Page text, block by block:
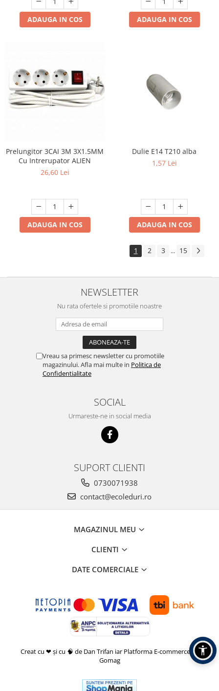
ADAUGA IN COS ADAUGA IN COS
Prelungitor 3CAI 3M 3X1.5MM
Cu Intrerupator ALIEN
26,60 Lei
ADAUGA IN COS
Dulie E14 T210 alba
1,57 Lei
ADAUGA IN COS
1 2 3 ... 15
NEWSLETTER
Nu rata ofertele si promotiile noastre
Vreau sa primesc newsletter cu promotiile
magazinului. Afla mai multe in Politica de
Confidentialitate
SOCIAL
Urmareste-ne in social media
SUPORT CLIENTI
0730071938
contact@ecoleduri.ro
MAGAZINUL MEU
CLIENTI
DATE COMERCIALE
Creat cu ❤ și cu 🧠 de Dan Trifan iar Platforma E-commerce by
Gomag